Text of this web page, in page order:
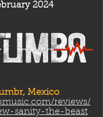
2024
Mexico
reviews/
sanity-the-beast